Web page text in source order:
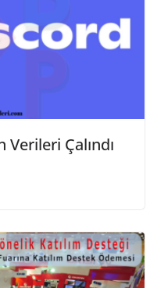
Verileri Çalındı